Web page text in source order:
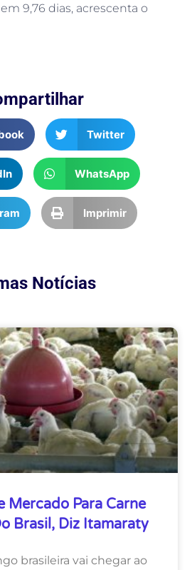
9,76 dias, acrescenta o
Twitter
WhatsApp
Imprimir
Notícias
Mercado Para Carne
Brasil, Diz Itamaraty
brasileira vai chegar ao